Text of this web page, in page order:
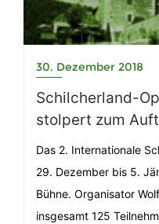
30. Dezember 2018
Schilcherland-
stolpert zum
Das 2. Internationale
29. Dezember bis 5.
Bühne. Organisator
insgesamt 125